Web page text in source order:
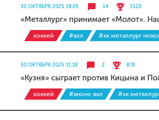
30 ОКТЯБРЯ 2025 18:05 14 1520
«Металлург» принимает «Молот».
хоккей #вхл #хк металлург
30 ОКТЯБРЯ 2025 11:18 2 878
«Кузня» сыграет против Кицына и
хоккей #анонс вхл #хк